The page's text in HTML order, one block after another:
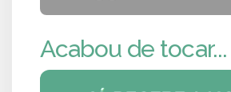
Acabou de tocar...